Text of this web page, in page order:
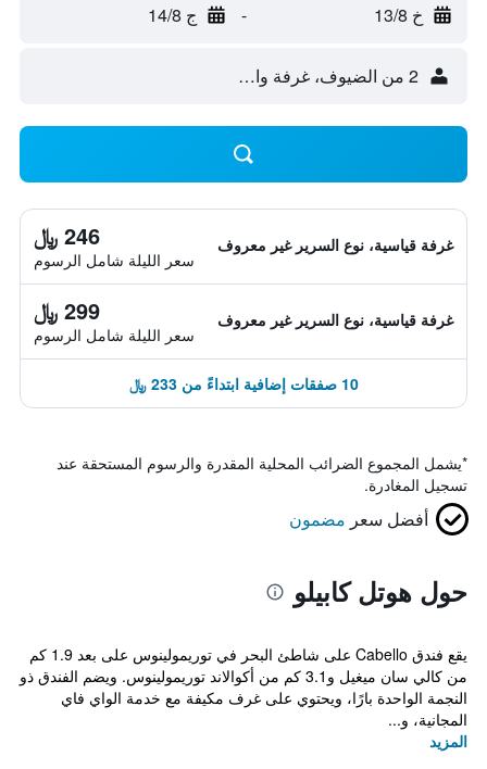
خ 13/8 - ج 14/8
2 من الضيوف، غرفة واحدة
غرفة قياسية، نوع السرير غير معروف 246 ﷼
سعر الليلة شامل الرسوم
غرفة قياسية، نوع السرير غير معروف 299 ﷼
سعر الليلة شامل الرسوم
10 صفقات إضافية ابتداءً من 233 ﷼
*يشمل المجموع الضرائب المحلية المقدرة والرسوم المستحقة عند
تسجيل المغادرة.
أفضل سعر مضمون
حول هوتل كابيلو
يقع فندق Cabello على شاطئ البحر في توريمولينوس على بعد 1.9 كم
من كالي سان ميغيل و3.1 كم من أكوالاند توريمولينوس. ويضم الفندق ذو
النجمة الواحدة بارًا، ويحتوي على غرف مكيفة مع خدمة الواي فاي
المجانية، و...
المزيد